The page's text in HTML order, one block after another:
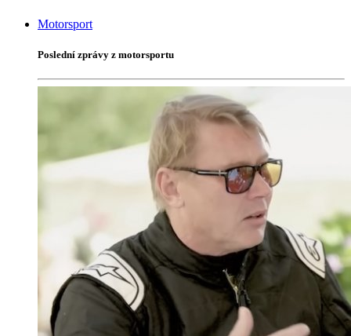
Motorsport
Poslední zprávy z motorsportu